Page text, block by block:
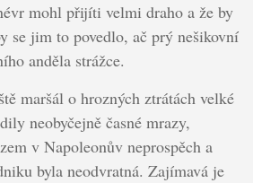
mohl přijíti velmi draho a že by
se jim to povedlo, ač prý nešikovní
anděla strážce.
maršál o hrozných ztrátách velké
neobyčejně časné mrazy,
v Napoleonův neprospěch a
byla neodvratná. Zajímavá je